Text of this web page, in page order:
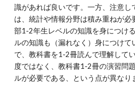
識があれば良いです。一方、注意し
は、統計や情報分野は積み重ねが必
部1-2年生レベルの知識を身につけ
ルの知識も（漏れなく）身につけて
で、教科書を1-2冊読んで理解して
度ではなく、教科書1-2冊の演習問
ルが必要である、という点が異なり